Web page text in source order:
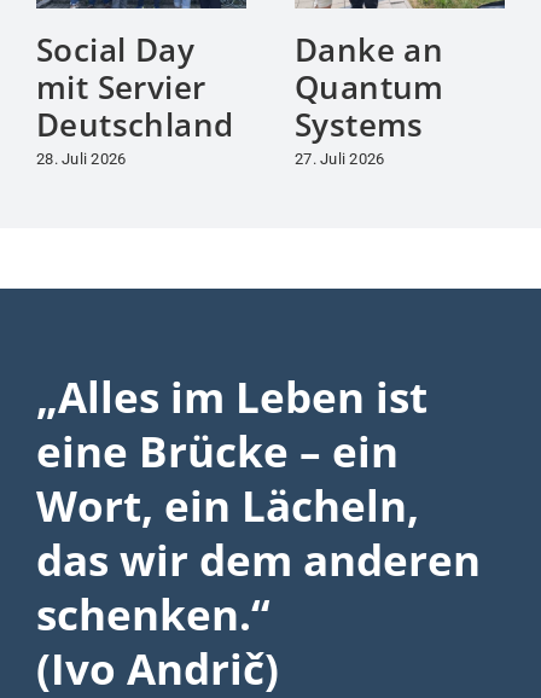
Social Day
mit Servier
Deutschland
28. Juli 2026
Danke an
Quantum
Systems
27. Juli 2026
„Alles im Leben ist
eine Brücke – ein
Wort, ein Lächeln,
das wir dem anderen
schenken.“
(Ivo Andrič)